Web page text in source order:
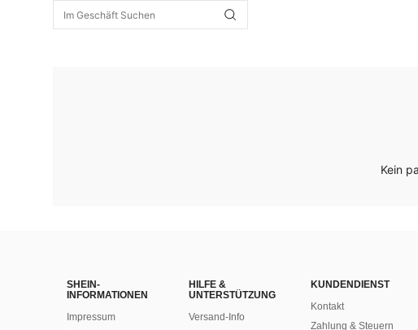
Kein
SHEIN-
INFORMATIONEN
Impressum
HILFE &
UNTERSTÜTZUNG
Versand-Info
KUNDENDIENST
Kontakt
Zahlung & Steuern